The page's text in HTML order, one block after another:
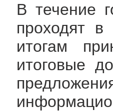
В течение
проходят
итогам
итоговые